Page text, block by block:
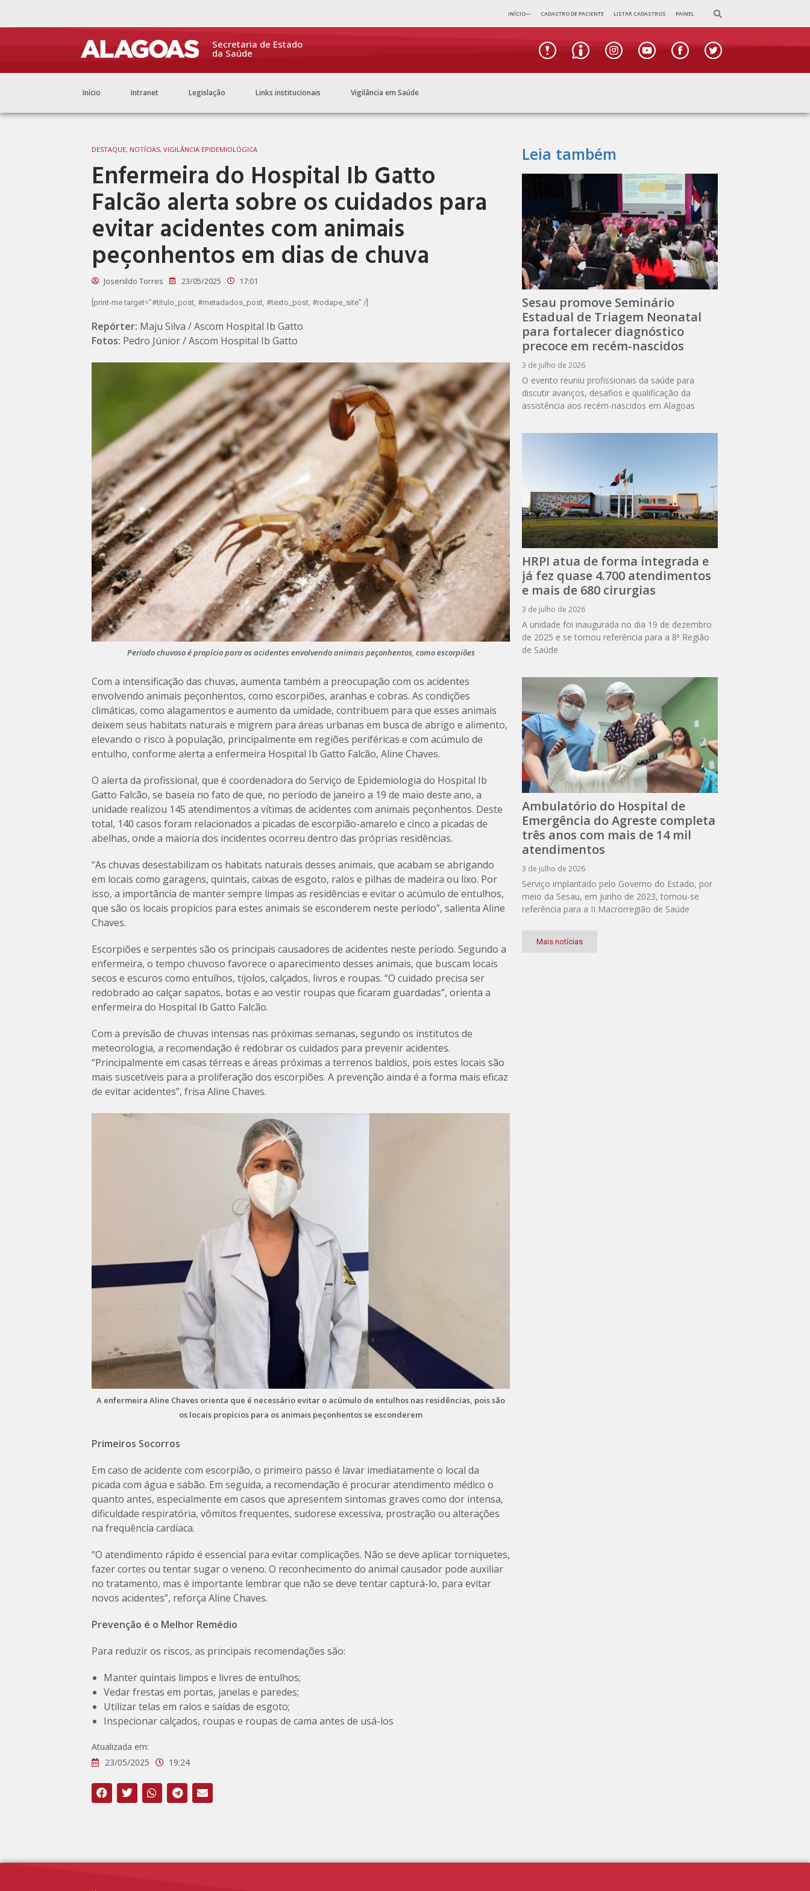
INÍCIO— CADASTRO DE PACIENTE LISTAR CADASTROS PAINEL
Secretaria de Estado
da Saúde
Início Intranet Legislação Links institucionais Vigilância em Saúde
DESTAQUE, NOTÍCIAS, VIGILÂNCIA EPIDEMIOLÓGICA
Enfermeira do Hospital Ib Gatto
Falcão alerta sobre os cuidados para
evitar acidentes com animais
peçonhentos em dias de chuva
Josenildo Torres 23/05/2025 17:01
[print-me target=”#titulo_post, #metadados_post, #texto_post, #rodape_site” /]
Repórter: Maju Silva / Ascom Hospital Ib Gatto
Fotos: Pedro Júnior / Ascom Hospital Ib Gatto
Período chuvoso é propício para os acidentes envolvendo animais peçonhentos, como escorpiões
Com a intensificação das chuvas, aumenta também a preocupação com os acidentes
envolvendo animais peçonhentos, como escorpiões, aranhas e cobras. As condições
climáticas, como alagamentos e aumento da umidade, contribuem para que esses animais
deixem seus habitats naturais e migrem para áreas urbanas em busca de abrigo e alimento,
elevando o risco à população, principalmente em regiões periféricas e com acúmulo de
entulho, conforme alerta a enfermeira Hospital Ib Gatto Falcão, Aline Chaves.
O alerta da profissional, que é coordenadora do Serviço de Epidemiologia do Hospital Ib
Gatto Falcão, se baseia no fato de que, no período de janeiro a 19 de maio deste ano, a
unidade realizou 145 atendimentos a vítimas de acidentes com animais peçonhentos. Deste
total, 140 casos foram relacionados a picadas de escorpião-amarelo e cinco a picadas de
abelhas, onde a maioria dos incidentes ocorreu dentro das próprias residências.
“As chuvas desestabilizam os habitats naturais desses animais, que acabam se abrigando
em locais como garagens, quintais, caixas de esgoto, ralos e pilhas de madeira ou lixo. Por
isso, a importância de manter sempre limpas as residências e evitar o acúmulo de entulhos,
que são os locais propícios para estes animais se esconderem neste período”, salienta Aline
Chaves.
Escorpiões e serpentes são os principais causadores de acidentes neste período. Segundo a
enfermeira, o tempo chuvoso favorece o aparecimento desses animais, que buscam locais
secos e escuros como entulhos, tijolos, calçados, livros e roupas. “O cuidado precisa ser
redobrado ao calçar sapatos, botas e ao vestir roupas que ficaram guardadas”, orienta a
enfermeira do Hospital Ib Gatto Falcão.
Com a previsão de chuvas intensas nas próximas semanas, segundo os institutos de
meteorologia, a recomendação é redobrar os cuidados para prevenir acidentes.
“Principalmente em casas térreas e áreas próximas a terrenos baldios, pois estes locais são
mais suscetíveis para a proliferação dos escorpiões. A prevenção ainda é a forma mais eficaz
de evitar acidentes”, frisa Aline Chaves.
A enfermeira Aline Chaves orienta que é necessário evitar o acúmulo de entulhos nas residências, pois são
os locais propícios para os animais peçonhentos se esconderem
Primeiros Socorros
Em caso de acidente com escorpião, o primeiro passo é lavar imediatamente o local da
picada com água e sabão. Em seguida, a recomendação é procurar atendimento médico o
quanto antes, especialmente em casos que apresentem sintomas graves como dor intensa,
dificuldade respiratória, vômitos frequentes, sudorese excessiva, prostração ou alterações
na frequência cardíaca.
“O atendimento rápido é essencial para evitar complicações. Não se deve aplicar torniquetes,
fazer cortes ou tentar sugar o veneno. O reconhecimento do animal causador pode auxiliar
no tratamento, mas é importante lembrar que não se deve tentar capturá-lo, para evitar
novos acidentes”, reforça Aline Chaves.
Prevenção é o Melhor Remédio
Para reduzir os riscos, as principais recomendações são:
Manter quintais limpos e livres de entulhos;
Vedar frestas em portas, janelas e paredes;
Utilizar telas em ralos e saídas de esgoto;
Inspecionar calçados, roupas e roupas de cama antes de usá-los
Atualizada em:
23/05/2025
19:24
Leia também
Sesau promove Seminário
Estadual de Triagem Neonatal
para fortalecer diagnóstico
precoce em recém-nascidos
3 de julho de 2026
O evento reuniu profissionais da saúde para
discutir avanços, desafios e qualificação da
assistência aos recém-nascidos em Alagoas
HRPI atua de forma integrada e
já fez quase 4.700 atendimentos
e mais de 680 cirurgias
3 de julho de 2026
A unidade foi inaugurada no dia 19 de dezembro
de 2025 e se tornou referência para a 8ª Região
de Saúde
Ambulatório do Hospital de
Emergência do Agreste completa
três anos com mais de 14 mil
atendimentos
3 de julho de 2026
Serviço implantado pelo Governo do Estado, por
meio da Sesau, em junho de 2023, tornou-se
referência para a II Macrorregião de Saúde
Mais notícias